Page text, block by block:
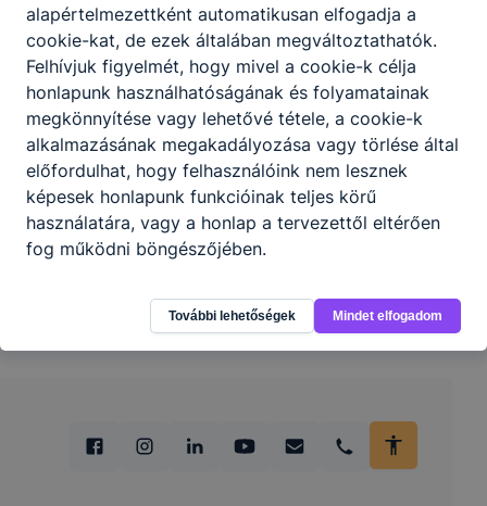
Partnereink
alapértelmezettként automatikusan elfogadja a
cookie-kat, de ezek általában megváltoztathatók.
Felhívjuk figyelmét, hogy mivel a cookie-k célja
honlapunk használhatóságának és folyamatainak
megkönnyítése vagy lehetővé tétele, a cookie-k
alkalmazásának megakadályozása vagy törlése által
előfordulhat, hogy felhasználóink nem lesznek
képesek honlapunk funkcióinak teljes körű
használatára, vagy a honlap a tervezettől eltérően
fog működni böngészőjében.
További lehetőségek Mindet elfogadom